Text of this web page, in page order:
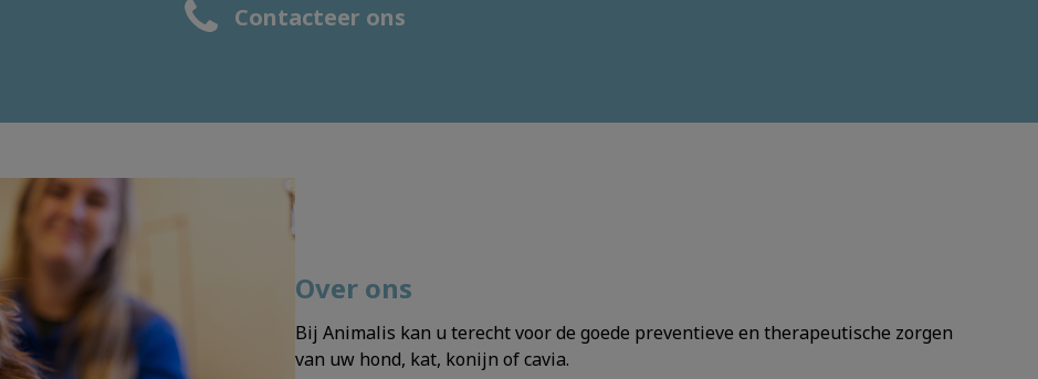
Contacteer ons
Over ons
Bij Animalis kan u terecht voor de goede preventieve en therapeutische zorgen
van uw hond, kat, konijn of cavia.